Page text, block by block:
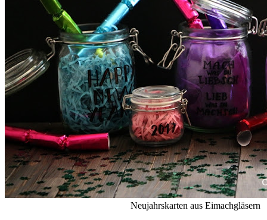
Neujahrskarten aus Eimachgläsern